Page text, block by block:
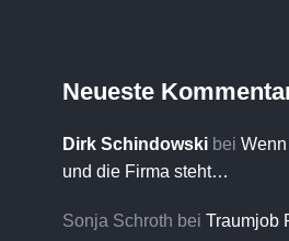
Neueste
Dirk Schindowski bei
und die Firma steht…
Sonja Schroth bei Traumjob